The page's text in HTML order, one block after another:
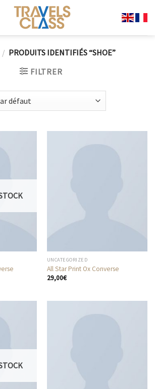
/ PRODUITS IDENTIFIÉS “SHOE”
FILTRER
UNCATEGORIZED
All Star Print Ox Converse
29,00€